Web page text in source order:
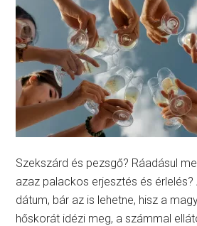
Szekszárd és pezsgő? Ráadásul
azaz palackos erjesztés és
dátum, bár az is lehetne, hisz a
hőskorát idézi meg, a számmal